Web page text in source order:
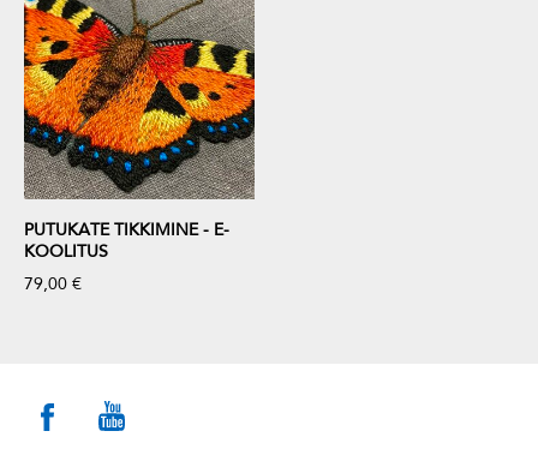
PUTUKATE TIKKIMINE - E-
KOOLITUS
79,00 €